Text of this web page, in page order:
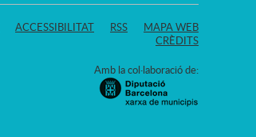
ACCESSIBILITAT RSS
MAPA WEB
CRÈDITS
Amb la col·laboració de: